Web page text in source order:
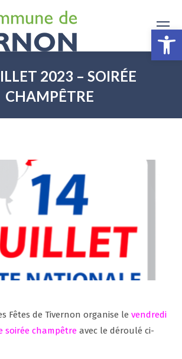
2023 – SOIRÉE
CHAMPÊTRE
Fêtes de Tivernon organise le vendredi
soirée champêtre avec le déroulé ci-